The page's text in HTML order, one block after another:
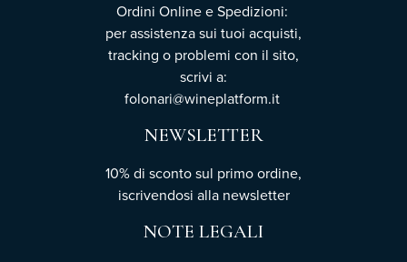
Ordini Online e Spedizioni:
per assistenza sui tuoi acquisti,
tracking o problemi con il sito,
scrivi a:
folonari@wineplatform.it
NEWSLETTER
10% di sconto sul primo ordine,
iscrivendosi alla newsletter
NOTE LEGALI